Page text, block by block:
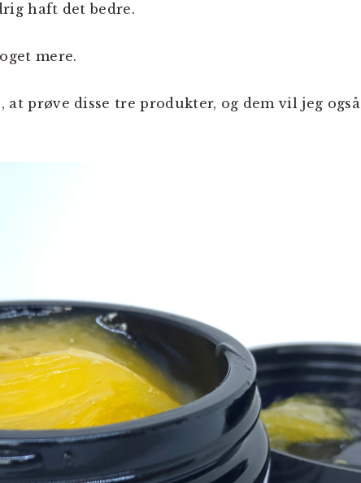
haft det bedre.
mere.
at prøve disse tre produkter, og dem vil jeg også